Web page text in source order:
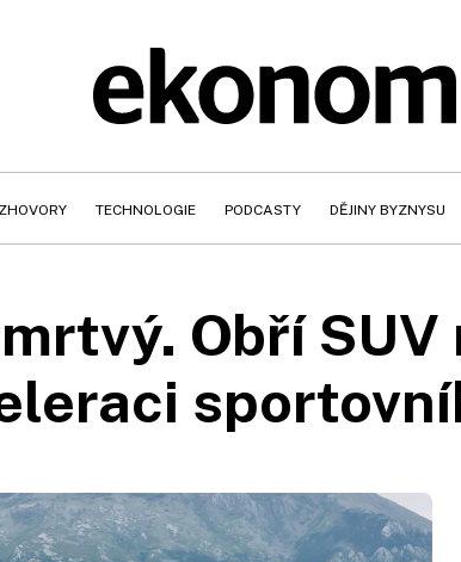
TECHNOLOGIE PODCASTY DĚJINY BYZNYSU
Obří